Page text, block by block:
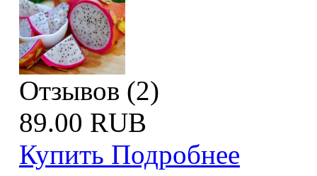
Отзывов (2)
89.00 RUB
Купить Подробнее